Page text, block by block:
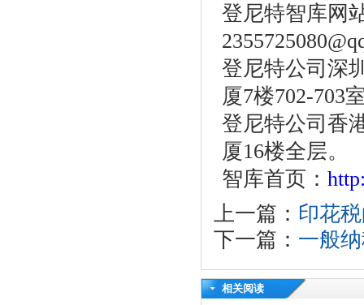
登尼特智库网
登尼特公司深
厦7楼702-703
登尼特公司香
厦16楼全层。
智库首页：
上一篇： 印花
下一篇： 一般
相关阅读